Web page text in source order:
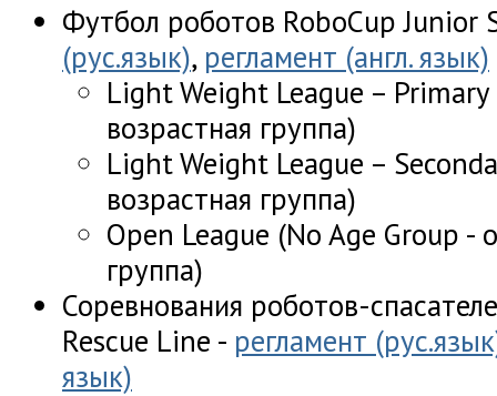
Футбол роботов RoboCup Junior
(рус.язык), регламент (англ. язык)
Light Weight League –
возрастная группа)
Light Weight League –
возрастная группа)
Open League (No Age Group -
группа)
Соревнования роботов-
Rescue Line - регламент
язык)